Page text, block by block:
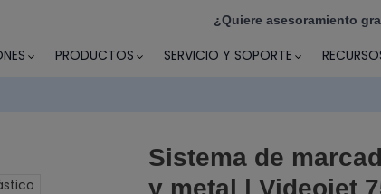
¿Quiere asesoramiento
PRODUCTOS SERVICIO Y SOPORTE
Sistema de
y metal | Videojet